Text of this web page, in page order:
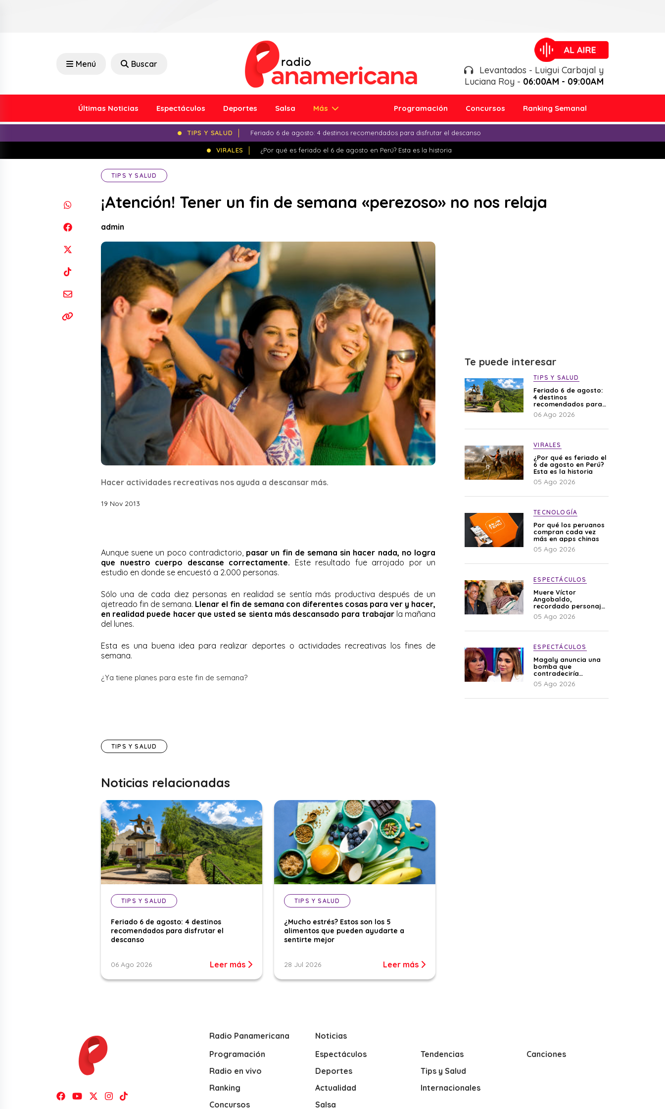
Menú Buscar
Levantados - Luigui Carbajal y
Luciana Roy - 06:00AM - 09:00AM
Últimas Noticias Espectáculos Deportes Salsa Más Programación Concursos Ranking Semanal
TIPS Y SALUD Feriado 6 de agosto: 4 destinos recomendados para disfrutar el descanso
VIRALES ¿Por qué es feriado el 6 de agosto en Perú? Esta es la historia
TIPS Y SALUD
¡Atención! Tener un fin de semana «perezoso» no nos relaja
admin
Hacer actividades recreativas nos ayuda a descansar más.
19 Nov 2013
Aunque suene un poco contradictorio, pasar un fin de semana sin hacer nada, no logra
que nuestro cuerpo descanse correctamente. Este resultado fue arrojado por un
estudio en donde se encuestó a 2.000 personas.
Sólo una de cada diez personas en realidad se sentía más productiva después de un
ajetreado fin de semana. Llenar el fin de semana con diferentes cosas para ver y hacer,
en realidad puede hacer que usted se sienta más descansado para trabajarla mañana
del lunes.
Esta es una buena idea para realizar deportes o actividades recreativas los fines de
semana.
¿Ya tiene planes para este fin de semana?
TIPS Y SALUD
Noticias relacionadas
TIPS Y SALUD
Feriado 6 de agosto: 4 destinos
recomendados para disfrutar el
descanso
06 Ago 2026 Leer más
TIPS Y SALUD
¿Mucho estrés? Estos son los 5
alimentos que pueden ayudarte a
sentirte mejor
28 Jul 2026 Leer más
Te puede interesar
TIPS Y SALUD
Feriado 6 de agosto:
4 destinos
recomendados para
disfrutar el descanso
06 Ago 2026
VIRALES
¿Por qué es feriado el
6 de agosto en Perú?
Esta es la historia
05 Ago 2026
TECNOLOGÍA
Por qué los peruanos
compran cada vez
más en apps chinas
05 Ago 2026
ESPECTÁCULOS
Muere Víctor
Angobaldo,
recordado personaje
de la farándula y
expareja de Shirley
05 Ago 2026
ESPECTÁCULOS
Magaly anuncia una
bomba que
contradeciría
comunicado de La
Bella Luz: “Hay un
05 Ago 2026
Radio Panamericana
Programación
Radio en vivo
Ranking
Concursos
Noticias
Espectáculos
Deportes
Actualidad
Salsa
Tendencias
Tips y Salud
Internacionales
Canciones